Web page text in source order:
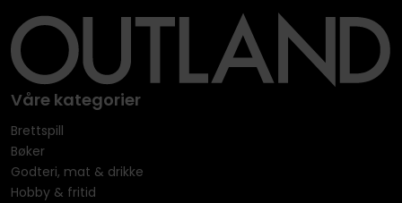
Våre kategorier
Brettspill
Bøker
Godteri, mat & drikke
Hobby & fritid